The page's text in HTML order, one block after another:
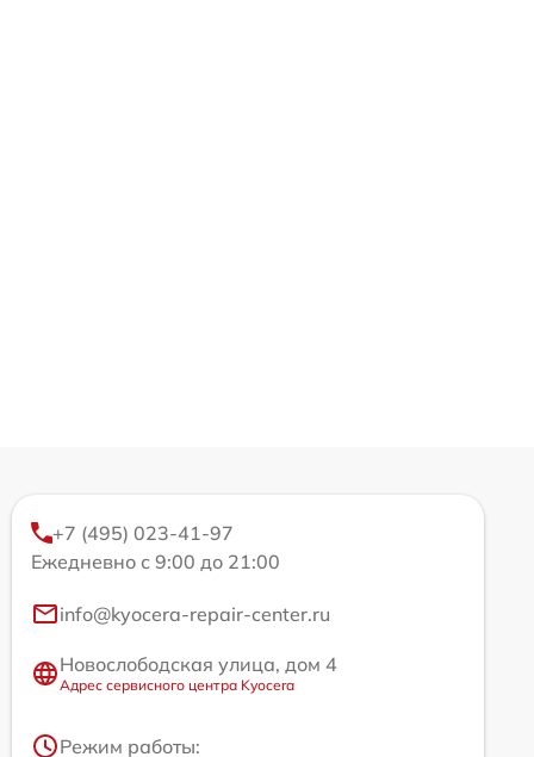
+7 (495) 023-41-97
Ежедневно с 9:00 до 21:00
info@kyocera-repair-center.ru
Новослободская улица, дом 4
Адрес сервисного центра Kyocera
Режим работы: